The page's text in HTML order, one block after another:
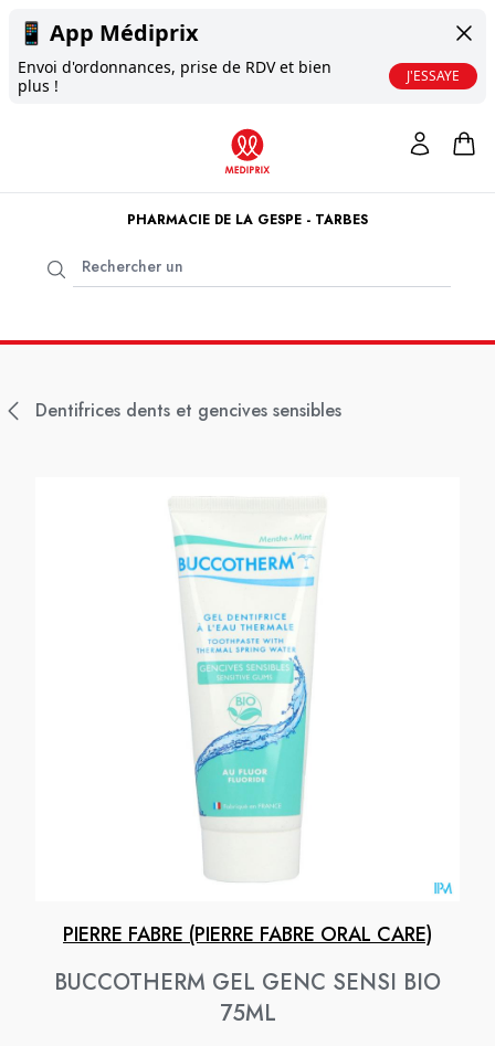
📱 App Médiprix
Envoi d'ordonnances, prise de RDV et bien
plus !
J'ESSAYE
PHARMACIE DE LA GESPE - TARBES
Dentifrices dents et gencives sensibles
PIERRE FABRE (PIERRE FABRE ORAL CARE)
BUCCOTHERM GEL GENC SENSI BIO
75ML